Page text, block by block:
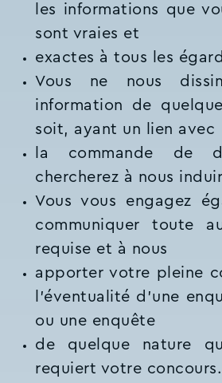
les informations que
sont vraies et
exactes à tous les
Vous ne nous
information de
soit, ayant un lien avec
la commande de
chercherez à nous
Vous vous engagez
communiquer toute
requise et à nous
apporter votre pleine
l’éventualité d'une
ou une enquête
de quelque nature
requiert votre concours.